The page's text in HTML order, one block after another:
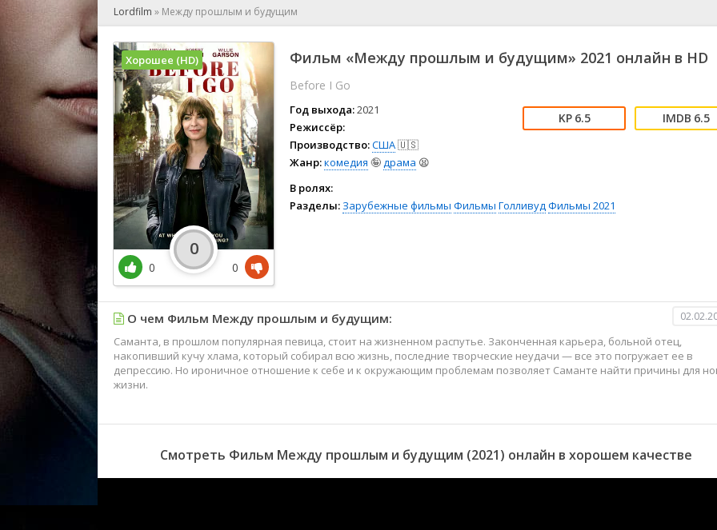
🕺 Мюзикл
👨‍💼 Новости
🎒 Приключения
👨‍💻 Реальное тв
🎤 Ток-шоу
😱 Ужасы
🧙‍♀️ Фантастика
🤠 Фильм-нуар
🧝‍♂️ Фэнтези
🏅 Церемония
Lordfilm » Между прошлым и будущим
Фильм «Между прошлым и будущим» 2021 онлайн в HD
Before I Go
Год выхода:2021
Режиссёр:
Производство:США🇺🇸
Жанр:комедия 🤪драма 😫
6.5 6.5
В ролях:
Разделы: Зарубежные фильмы Фильмы ГолливудФильмы 2021
Хорошее (HD)
0
0
0
О чем Фильм Между прошлым и будущим:
Саманта, в прошлом популярная певица, стоит на жизненном распутье. Законченная карьера, больной отец,
накопивший кучу хлама, который собирал всю жизнь, последние творческие неудачи — все это погружает ее в
депрессию. Но ироничное отношение к себе и к окружающим проблемам позволяет Саманте найти причины для
жизни.
Смотреть Фильм Между прошлым и будущим (2021) онлайн в хорошем качестве